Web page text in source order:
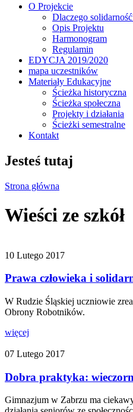
O Projekcie
Dlaczego
Opis Projektu
Harmonogram
Regulamin
EDYCJA 2019/2020
mapa uczestników
Materiały Edukacyjne
Ścieżka historyczna
Ścieżka społeczna
Projekty i działania
Ścieżki semestralne
Kontakt
Jesteś tutaj
Strona główna
Wieści ze szkół
10 Lutego 2017
Prawa człowieka i
W Rudzie Śląskiej uczniowie
Obrony Robotników.
więcej
07 Lutego 2017
Dobra praktyka:
Gimnazjum w Zabrzu ma